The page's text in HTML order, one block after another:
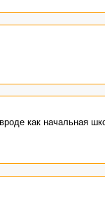
как начальная